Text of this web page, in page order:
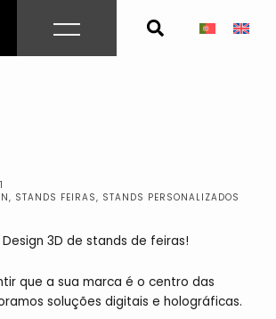
, STANDS FEIRAS, STANDS PERSONALIZADOS
Design 3D de stands de feiras!
que a sua marca é o centro das
soluções digitais e holográficas.